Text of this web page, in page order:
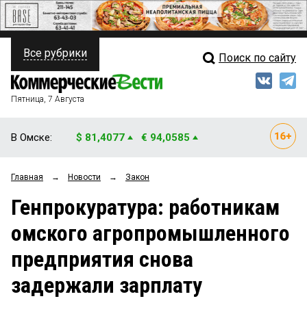
ПОЛИТИКА
ФИНАНСЫ
ОБЩЕСТВО
ЗАКОН
НОВОСТИ КОМПАНИЙ
Свежий выпуск
Рейтинги
Блоги
Архив
Все рубрики Поиск по сайту
Пятница, 7 Августа
В Омске: $ 81,4077 € 94,0585
Главная → Новости → Закон
Генпрокуратура: работникам
омского агропромышленного
предприятия снова
задержали зарплату